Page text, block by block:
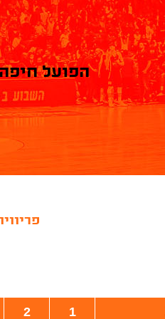
הפועל
פריוויו
1
2